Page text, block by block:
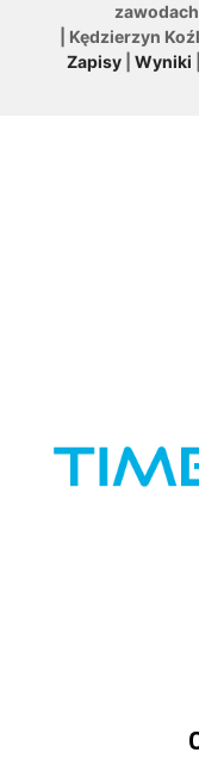
| Kędzierzyn
Zapisy| Wyniki